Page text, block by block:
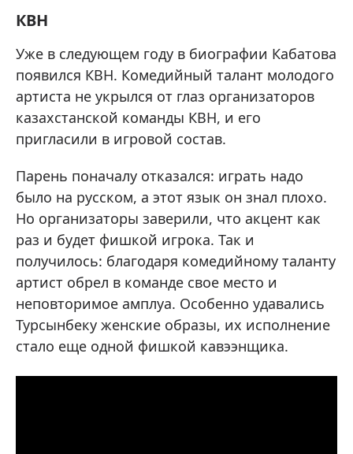
КВН
Уже в следующем году в биографии Кабатова
появился КВН. Комедийный талант молодого
артиста не укрылся от глаз организаторов
казахстанской команды КВН, и его
пригласили в игровой состав.
Парень поначалу отказался: играть надо
было на русском, а этот язык он знал плохо.
Но организаторы заверили, что акцент как
раз и будет фишкой игрока. Так и
получилось: благодаря комедийному таланту
артист обрел в команде свое место и
неповторимое амплуа. Особенно удавались
Турсынбеку женские образы, их исполнение
стало еще одной фишкой кавээнщика.